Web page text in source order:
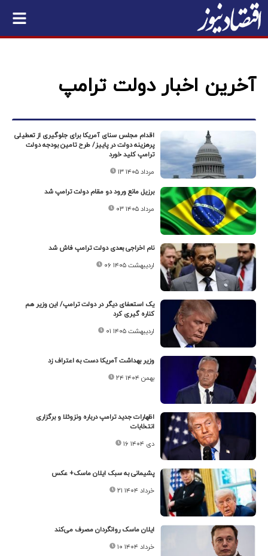
آخرین اخبار دولت ترامپ
اقدام مجلس سنای آمریکا برای جلوگیری از تعطیلی
پرهزینه دولت در پاییز/ طرح تامین بودجه دولت
ترامپ کلید خورد
۱۳ مرداد ۱۴۰۵
برزیل مانع ورود دو مقام دولت ترامپ شد
۰۳ مرداد ۱۴۰۵
نام اخراجی بعدی دولت ترامپ فاش شد
۰۶ اردیبهشت ۱۴۰۵
یک استعفای دیگر در دولت ترامپ/ این وزیر هم
کناره گیری کرد
۰۱ اردیبهشت ۱۴۰۵
وزیر بهداشت آمریکا دست به اعتراف زد
۲۴ بهمن ۱۴۰۴
اظهارات جدید ترامپ درباره ونزوئلا و برگزاری
انتخابات
۱۶ دی ۱۴۰۴
پشیمانی به سبک ایلان ماسک+ عکس
۲۱ خرداد ۱۴۰۴
ایلان ماسک روانگردان مصرف می‌کند
۱۰ خرداد ۱۴۰۴